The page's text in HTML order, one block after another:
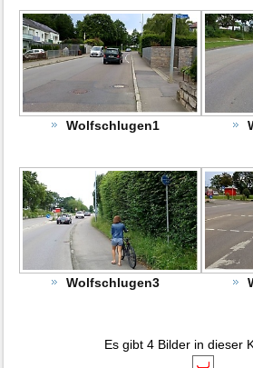
Wolfschlugen1
Wolfschlugen3
Es gibt 4 Bilder in dieser